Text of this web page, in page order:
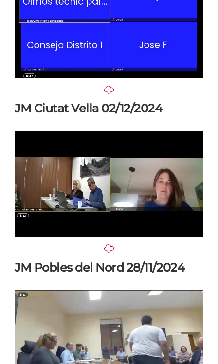
JM Ciutat Vella 02/12/2024
JM Pobles del Nord 28/11/2024